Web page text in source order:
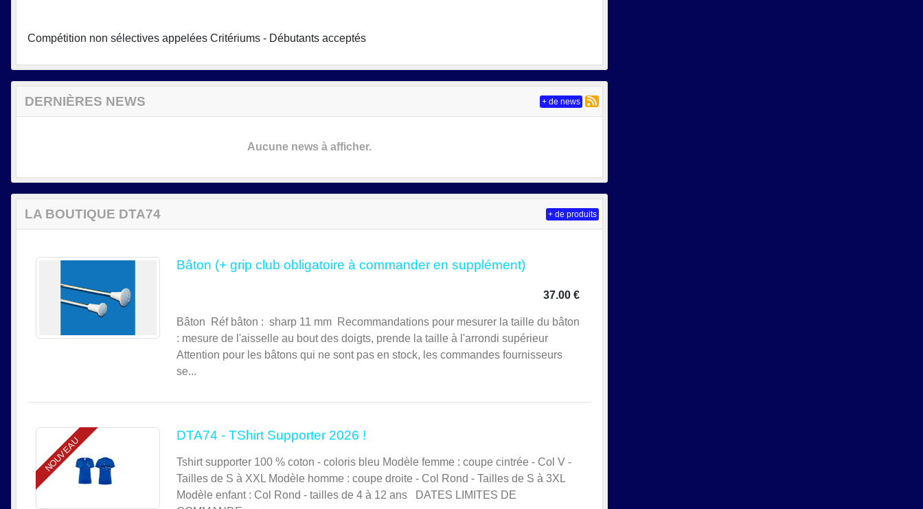
Compétition non sélectives appelées Critériums - Débutants acceptés
DERNIÈRES NEWS
Aucune news à afficher.
+ de news
LA BOUTIQUE DTA74
Bâton (+ grip club obligatoire à commander en supplément)
37.00 €
Bâton Réf bâton : sharp 11 mm Recommandations pour mesurer la taille du bâton
: mesure de l'aisselle au bout des doigts, prende la taille à l'arrondi supérieur
Attention pour les bâtons qui ne sont pas en stock, les commandes fournisseurs
se...
NOUVEAU
DTA74 - TShirt Supporter 2026 !
Tshirt supporter 100 % coton - coloris bleu Modèle femme : coupe cintrée - Col V -
Tailles de S à XXL Modèle homme : coupe droite - Col Rond - Tailles de S à 3XL
Modèle enfant : Col Rond - tailles de 4 à 12 ans DATES LIMITES DE
+ de produits